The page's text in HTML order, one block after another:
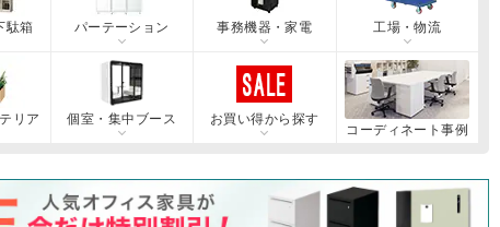
駄箱 パーテーション 事務機器・家電 工場・物流
リア 個室・集中ブース
お買い得から探す
コーディネート事例